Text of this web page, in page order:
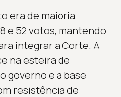
era de maioria
e 52 votos, mantendo
integrar a Corte. A
na esteira de
governo e a base
resistência de